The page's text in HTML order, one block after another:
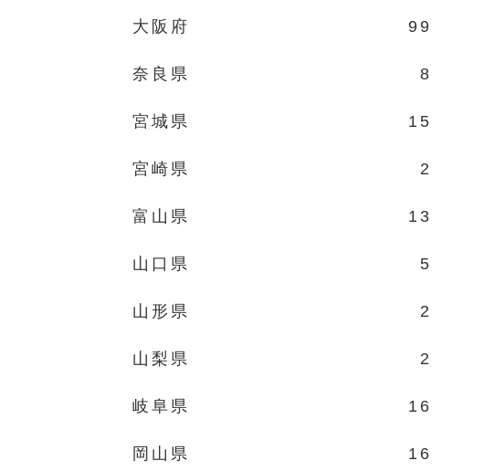
大阪府 99
奈良県 8
宮城県 15
宮崎県 2
富山県 13
山口県 5
山形県 2
山梨県 2
岐阜県 16
岡山県 16